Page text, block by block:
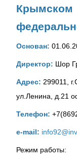
Крымском
Основан:
Директор: Шор
Адрес: 299011,
ул.Ленина, д.21
Телефон:
е-mail:
Режим работы: